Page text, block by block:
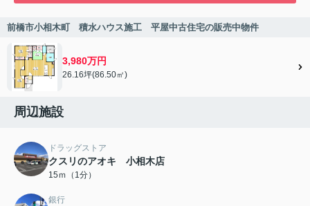
前橋市小相木町 積水ハウス施工 平屋中古住宅の販売中物件
3,980万円
26.16坪(86.50㎡)
周辺施設
ドラッグストア
クスリのアオキ 小相木店
15ｍ（1分）
銀行